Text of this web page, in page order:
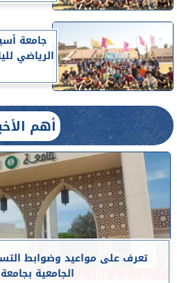
جامعة
أهم
تعرف على مواعيد وضوابط
الجامعية